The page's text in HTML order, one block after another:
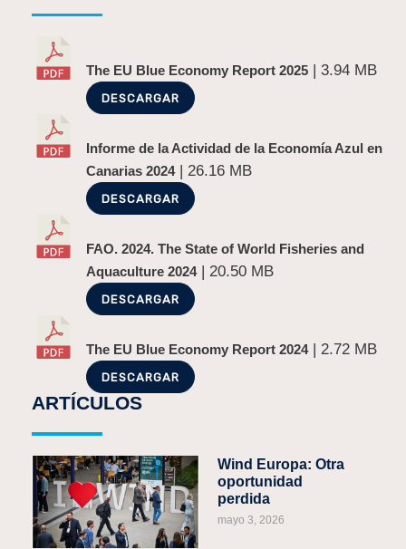
The EU Blue Economy Report 2025 | 3.94 MB
DESCARGAR
Informe de la Actividad de la Economía Azul en
Canarias 2024| 26.16 MB
DESCARGAR
FAO. 2024. The State of World Fisheries and
Aquaculture 2024| 20.50 MB
DESCARGAR
The EU Blue Economy Report 2024| 2.72 MB
DESCARGAR
ARTÍCULOS
Wind Europa: Otra
oportunidad
perdida
mayo 3, 2026